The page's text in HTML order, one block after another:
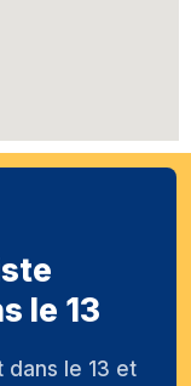
le 13
dans le 13 et